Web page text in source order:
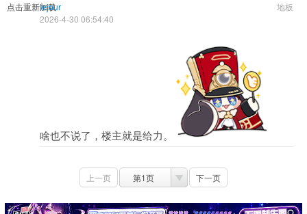
点击重新加载 地板
lejour
2026-4-30 06:54:40
啥也不说了，楼主就是给力。
上一页 第1页 下一页